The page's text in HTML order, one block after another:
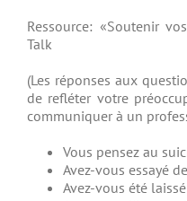
Ressource: «Soutenir
Talk
(Les réponses aux
de refléter votre
communiquer à un
Vous pensez au
Avez-vous essayé
Avez-vous été